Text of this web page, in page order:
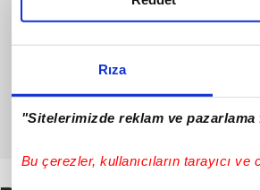
Rıza
"Sitelerimizde reklam ve
Bu çerezler, kullanıcıların tarayıcı ve